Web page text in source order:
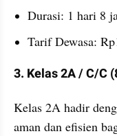
Durasi: 1 hari 8
Tarif Dewasa:
3. Kelas 2A / C/C
Kelas 2A hadir
aman dan efisien